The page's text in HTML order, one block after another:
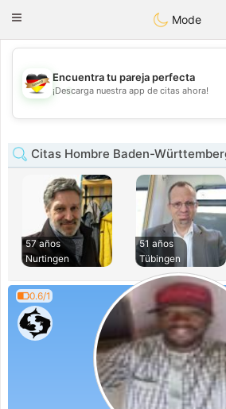
Deutsch
Toggle
Mode
💖
💕
Encuentra tu pareja perfecta
¡Descarga nuestra app de citas ahora!
Citas Hombre Baden-
57 años
Nurtingen
51 años
Tübingen
0.6/1